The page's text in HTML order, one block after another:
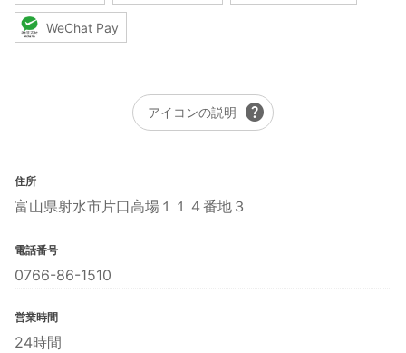
WeChat Pay
アイコンの説明 help
住所
富山県射水市片口高場１１４番地３
電話番号
0766-86-1510
営業時間
24時間